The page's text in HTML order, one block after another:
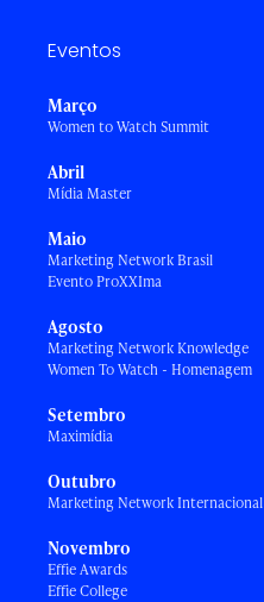
Eventos
Março
Women to Watch Summit
Abril
Mídia Master
Maio
Marketing Network Brasil
Evento ProXXIma
Agosto
Marketing Network Knowledge
Women To Watch - Homenagem
Setembro
Maximídia
Outubro
Marketing Network Internacional
Novembro
Effie Awards
Effie College